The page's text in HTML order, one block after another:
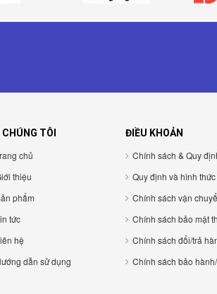
CHÚNG TÔI
chủ
thiệu
phẩm
tức
hệ
dẫn sử dụng
ĐIỀU KHOẢN
Chính sách & Quy định
Quy định và hình thức
Chính sách vận chuyển/giao
Chính sách bảo mật thông tin
Chính sách đổi/trả hàng và
Chính sách bảo